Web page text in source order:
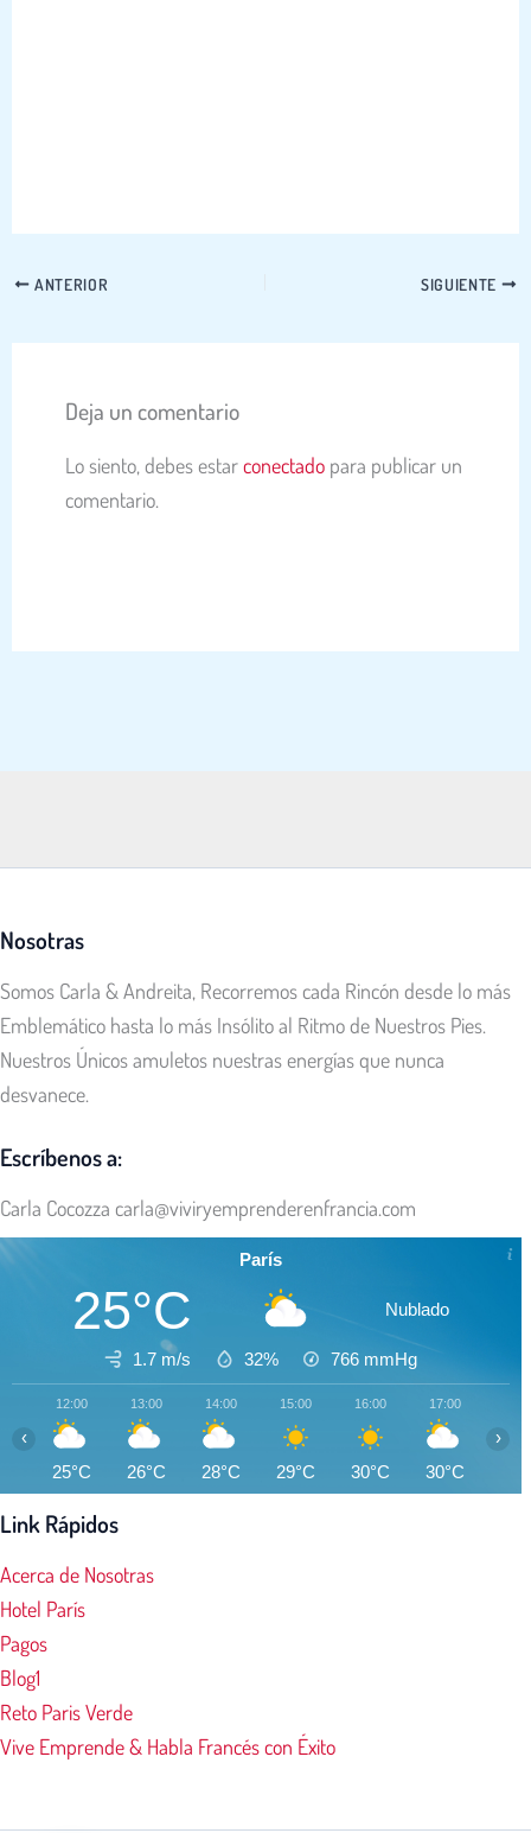
ANTERIOR SIGUIENTE
Deja un comentario
Lo siento, debes estarconectadopara publicar un
comentario.
Nosotras
Somos Carla & Andreita, Recorremos cada Rincón desde lo más
Emblemático hasta lo más Insólito al Ritmo de Nuestros Pies.
Nuestros Únicos amuletos nuestras energías que nunca
desvanece.
Escríbenos a:
Carla Cocozza carla@viviryemprenderenfrancia.com
París
25°C Nublado
1.7 m/s 32% 766 mmHg
12:00
25°C
13:00
26°C
14:00
28°C
15:00
29°C
16:00
30°C
17:00
30°C
‹ ›
Link Rápidos
Acerca de Nosotras
Hotel París
Pagos
Blog1
Reto Paris Verde
Vive Emprende & Habla Francés con Éxito